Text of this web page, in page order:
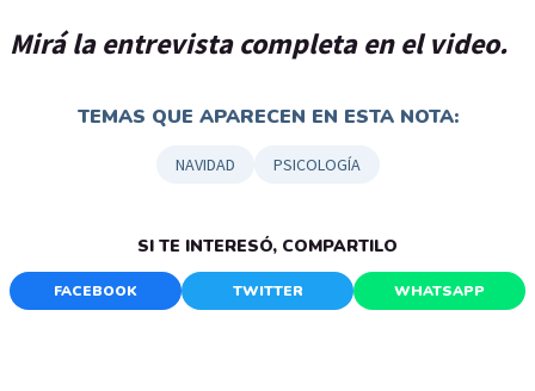
Mirá la entrevista completa en el video.
TEMAS QUE APARECEN EN ESTA NOTA:
NAVIDAD PSICOLOGÍA
SI TE INTERESÓ, COMPARTILO
FACEBOOK TWITTER WHATSAPP